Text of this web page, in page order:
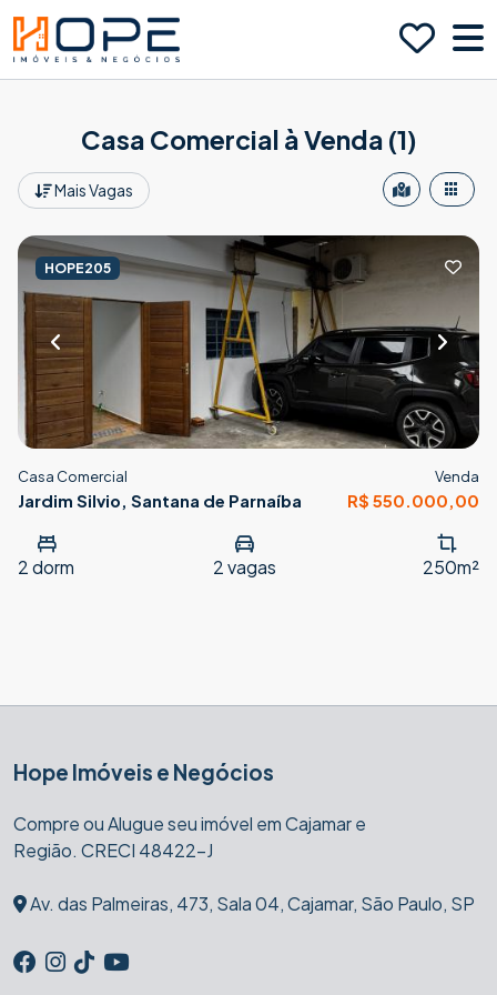
Casa Comercial à Venda (1)
Mais Vagas
HOPE205
Casa Comercial
Jardim Silvio, Santana de Parnaíba
Venda
R$ 550.000,00
2dorm 2vagas 250m²
Hope Imóveis e Negócios
Compre ou Alugue seu imóvel em Cajamar e
Região. CRECI 48422-J
Av. das Palmeiras, 473, Sala 04, Cajamar, São Paulo, SP